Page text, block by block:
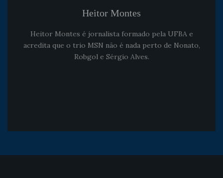
Heitor Montes
Heitor Montes é jornalista formado pela UFBA e
acredita que o trio MSN não é nada perto de Nonato,
Robgol e Sérgio Alves.